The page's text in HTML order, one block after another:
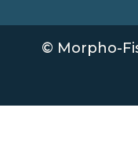
© Morpho-